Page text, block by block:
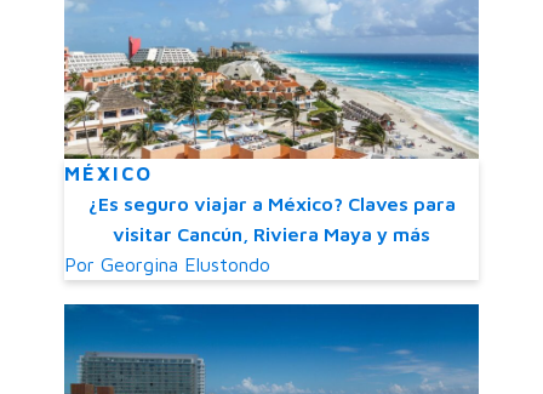
MÉXICO
¿Es seguro viajar a México? Claves para
visitar Cancún, Riviera Maya y más
Por Georgina Elustondo